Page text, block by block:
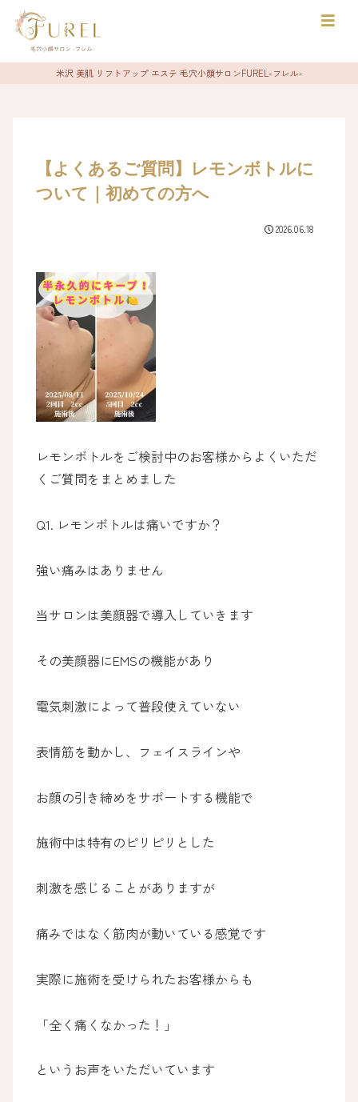
米沢 美肌 リフトアップ エステ 毛穴小顔サロンFUREL-フレル-
【よくあるご質問】レモンボトルに
ついて｜初めての方へ
2026.06.18
レモンボトルをご検討中のお客様からよくいただ
くご質問をまとめました
Q1. レモンボトルは痛いですか？
強い痛みはありません
当サロンは美顔器で導入していきます
その美顔器にEMSの機能があり
電気刺激によって普段使えていない
表情筋を動かし、フェイスラインや
お顔の引き締めをサポートする機能で
施術中は特有のピリピリとした
刺激を感じることがありますが
痛みではなく筋肉が動いている感覚です
実際に施術を受けられたお客様からも
「全く痛くなかった！」
というお声をいただいています